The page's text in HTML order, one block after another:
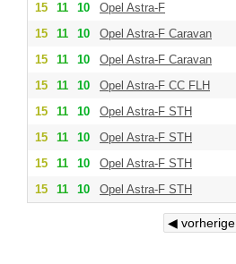
15
11 10 Opel Astra-F
15
11 10 Opel Astra-F Caravan
15
11 10 Opel Astra-F Caravan
15
11 10 Opel Astra-F CC FLH
15
11 10 Opel Astra-F STH
15
11 10 Opel Astra-F STH
15
11 10 Opel Astra-F STH
15
11 10 Opel Astra-F STH
◀ vorherige